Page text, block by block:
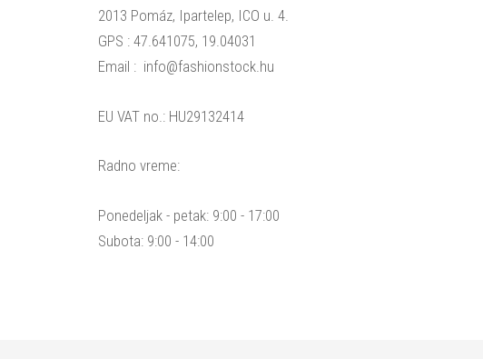
2013 Pomáz, Ipartelep, ICO u. 4.
GPS : 47.641075, 19.04031
Email : info@fashionstock.hu
EU VAT no.: HU29132414
Radno vreme:
Ponedeljak - petak: 9:00 - 17:00
Subota: 9:00 - 14:00